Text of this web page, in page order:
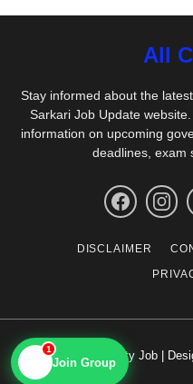
All
Stay informed about the
Sarkari Job Update
information on upcoming
deadlines, exam
DISCLAIMER
© All City Job |
1
Join Group